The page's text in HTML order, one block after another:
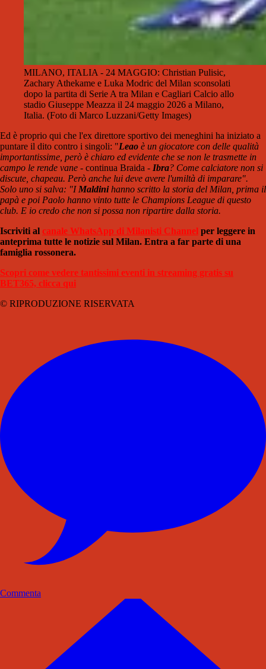
MILANO, ITALIA - 24 MAGGIO: Christian Pulisic,
Zachary Athekame e Luka Modric del Milan sconsolati
dopo la partita di Serie A tra Milan e Cagliari Calcio allo
stadio Giuseppe Meazza il 24 maggio 2026 a Milano,
Italia. (Foto di Marco Luzzani/Getty Images)
Ed è proprio qui che l'ex direttore sportivo dei meneghini ha iniziato a
puntare il dito contro i singoli: "Leao è un giocatore con delle qualità
importantissime, però è chiaro ed evidente che se non le trasmette in
campo le rende vane - continua Braida - Ibra? Come calciatore non si
discute, chapeau. Però anche lui deve avere l'umiltà di imparare".
Solo uno si salva: "I Maldinihanno scritto la storia del Milan, prima il
papà e poi Paolo hanno vinto tutte le Champions League di questo
club. E io credo che non si possa non ripartire dalla storia.
Iscriviti al canale WhatsApp di Milanisti Channel per leggere in
anteprima tutte le notizie sul Milan. Entra a far parte di una
famiglia rossonera.
Scopri come vedere tantissimi eventi in streaming gratis su
BET365, clicca qui
© RIPRODUZIONE RISERVATA
Commenta